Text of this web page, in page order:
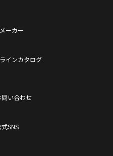
ーカー
インカタログ
問い合わせ
SNS